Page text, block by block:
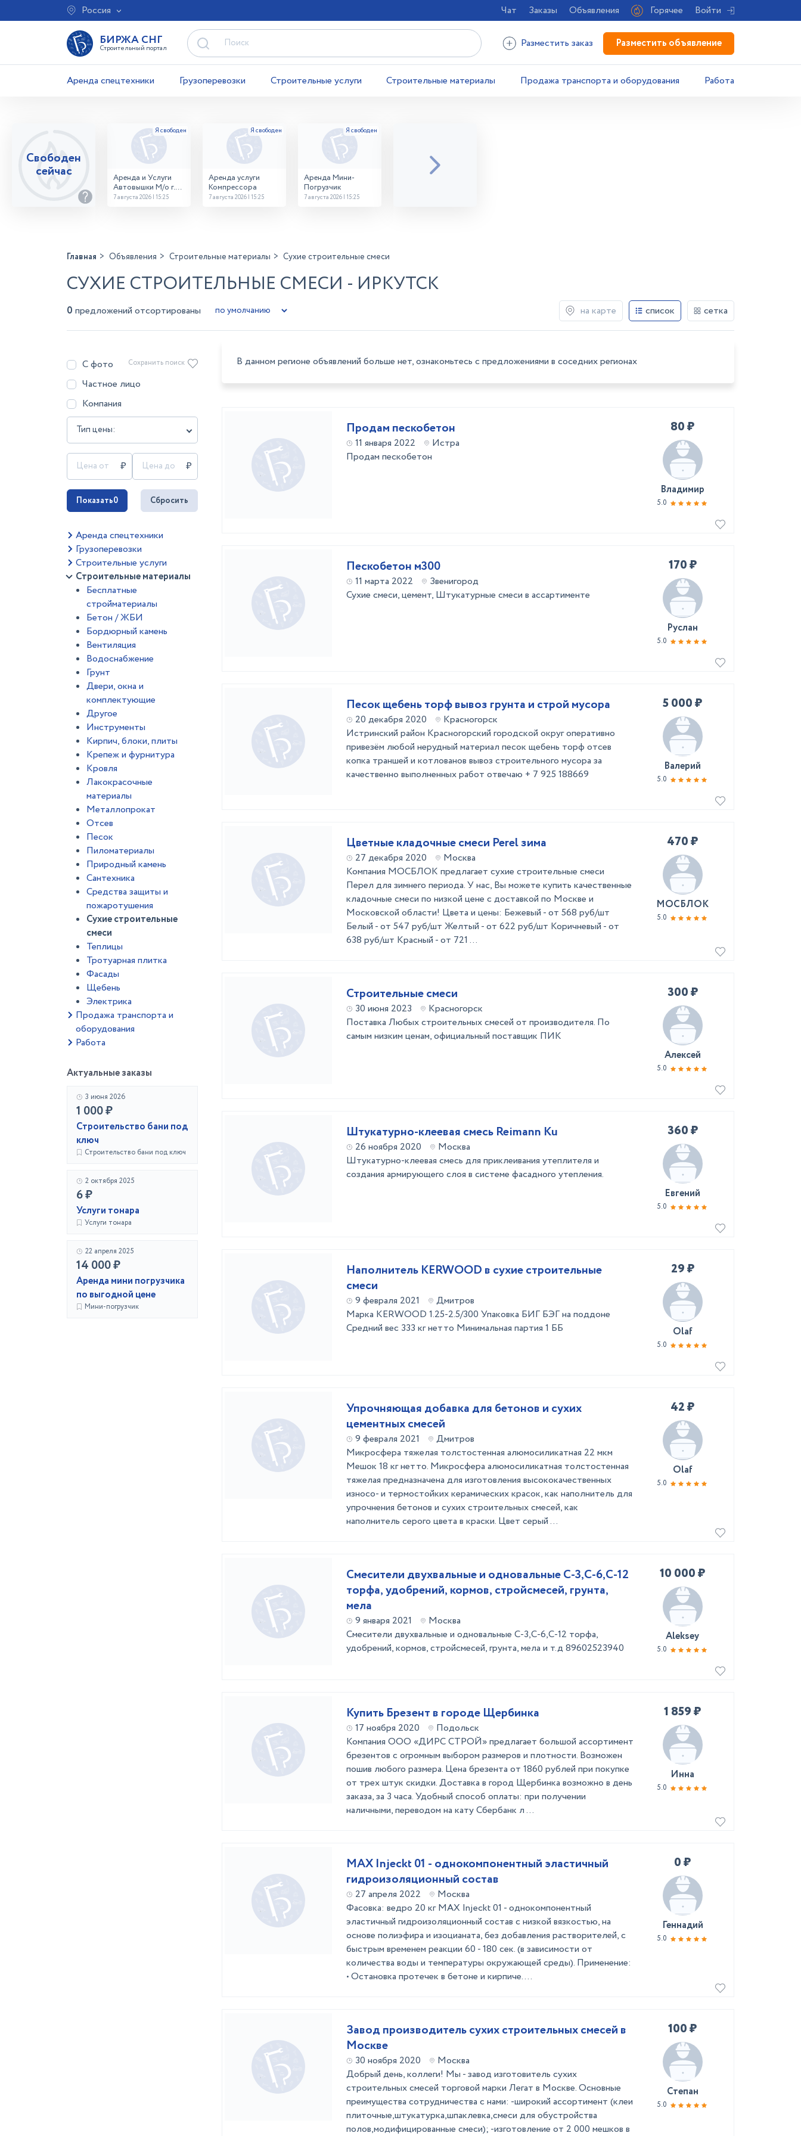
Россия Чат Заказы Объявления Горячее Войти
БИРЖА СНГ
Строительный портал Разместить заказ Разместить объявление
Аренда спецтехники Грузоперевозки Строительные услуги Строительные материалы Продажа транспорта и оборудования Работа
Свободен
сейчас
Аренда и Услуги
Автовышки М/о г.
Домодедово
7 августа 2026 | 15:25
Аренда услуги
Компрессора
7 августа 2026 | 15:25
Аренда Мини-
Погрузчик
7 августа 2026 | 15:25
Главная Объявления Строительные материалы Сухие строительные смеси
СУХИЕ СТРОИТЕЛЬНЫЕ СМЕСИ - ИРКУТСК
0 предложений отсортированы на карте список сетка
С фото
Частное лицо
Компания
Тип цены:
Сохранить поиск
Показать0 Сбросить
Аренда спецтехники
Грузоперевозки
Строительные услуги
Строительные материалы
Бесплатные
стройматериалы
Бетон / ЖБИ
Бордюрный камень
Вентиляция
Водоснабжение
Грунт
Двери, окна и
комплектующие
Другое
Инструменты
Кирпич, блоки, плиты
Крепеж и фурнитура
Кровля
Лакокрасочные
материалы
Металлопрокат
Отсев
Песок
Пиломатериалы
Природный камень
Сантехника
Средства защиты и
пожаротушения
Сухие строительные
смеси
Теплицы
Тротуарная плитка
Фасады
Щебень
Электрика
Продажа транспорта и
оборудования
Работа
Актуальные заказы
3 июня 2026
1 000 ₽
Строительство бани под
ключ
Строительство бани под ключ
2 октября 2025
6 ₽
Услуги тонара
Услуги тонара
22 апреля 2025
14 000 ₽
Аренда мини погрузчика
по выгодной цене
Мини-погрузчик
В данном регионе объявлений больше нет, ознакомьтесь с предложениями в соседних регионах
Продам пескобетон
11 января 2022
Истра
Продам пескобетон
80 ₽
Владимир
5.0
Пескобетон м300
11 марта 2022
Звенигород
Сухие смеси, цемент, Штукатурные смеси в ассартименте
170 ₽
Руслан
5.0
Песок щебень торф вывоз грунта и строй мусора
20 декабря 2020
Красногорск
Истринский район Красногорский городской округ оперативно
привезём любой нерудный материал песок щебень торф отсев
копка траншей и котлованов вывоз строительного мусора за
качественно выполненных работ отвечаю + 7 925 188669
5 000 ₽
Валерий
5.0
Цветные кладочные смеси Perel зима
27 декабря 2020
Москва
Компания МОСБЛОК предлагает сухие строительные смеси
Перел для зимнего периода. У нас, Вы можете купить качественные
кладочные смеси по низкой цене с доставкой по Москве и
Московской области! Цвета и цены: Бежевый - от 568 руб/шт
Белый - от 547 руб/шт Желтый - от 622 руб/шт Коричневый - от
638 руб/шт Красный - от 721 ...
470 ₽
МОСБЛОК
5.0
Строительные смеси
30 июня 2023
Красногорск
Поставка Любых строительных смесей от производителя. По
самым низким ценам, официальный поставщик ПИК
300 ₽
Алексей
5.0
Штукатурно-клеевая смесь Reimann Ku
26 ноября 2020
Москва
Штукатурно-клеевая смесь для приклеивания утеплителя и
создания армирующего слоя в системе фасадного утепления.
360 ₽
Евгений
5.0
Наполнитель KERWOOD в сухие строительные
смеси
9 февраля 2021
Дмитров
Марка KERWOOD 1.25-2.5/300 Упаковка БИГ БЭГ на поддоне
Средний вес 333 кг нетто Минимальная партия 1 ББ
29 ₽
Olaf
5.0
Упрочняющая добавка для бетонов и сухих
цементных смесей
9 февраля 2021
Дмитров
Микросфера тяжелая толстостенная алюмосиликатная 22 мкм
Мешок 18 кг нетто. Микросфера алюмосиликатная толстостенная
тяжелая предназначена для изготовления высококачественных
износо- и термостойких керамических красок, как наполнитель для
упрочнения бетонов и сухих строительных смесей, как
наполнитель серого цвета в краски. Цвет серый ...
42 ₽
Olaf
5.0
Смесители двухвальные и одновальные С-3,С-6,С-12
торфа, удобрений, кормов, стройсмесей, грунта,
мела
9 января 2021
Москва
Смесители двухвальные и одновальные С-3,С-6,С-12 торфа,
удобрений, кормов, стройсмесей, грунта, мела и т.д 89602523940
10 000 ₽
Aleksey
5.0
Купить Брезент в городе Щербинка
17 ноября 2020
Подольск
Компания ООО «ДИРС СТРОЙ» предлагает большой ассортимент
брезентов с огромным выбором размеров и плотности. Возможен
пошив любого размера. Цена брезента от 1860 рублей при покупке
от трех штук скидки. Доставка в город Щербинка возможно в день
заказа, за 3 часа. Удобный способ оплаты: при получении
наличными, переводом на кату Сбербанк л ...
1 859 ₽
Инна
5.0
MAX Injeckt 01 - однокомпонентный эластичный
гидроизоляционный состав
27 апреля 2022
Москва
Фасовка: ведро 20 кг MAX Injeckt 01 - однокомпонентный
эластичный гидроизоляционный состав с низкой вязкостью, на
основе полиэфира и изоцианата, без добавления растворителей, с
быстрым временем реакции 60 - 180 сек. (в зависимости от
количества воды и температуры окружающей среды). Применение:
• Остановка протечек в бетоне и кирпиче. ...
0 ₽
Геннадий
5.0
Завод производитель сухих строительных смесей в
Москве
30 ноября 2020
Москва
Добрый день, коллеги! Мы - завод изготовитель сухих
строительных смесей торговой марки Легат в Москве. Основные
преимущества сотрудничества с нами: -широкий ассортимент (клеи
плиточные,штукатурка,шпаклевка,смеси для обустройства
полов,модифицированные смеси); -изготовление от 2 000 мешков в
100 ₽
Степан
5.0